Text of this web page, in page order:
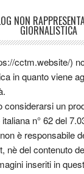
NON
GIORNALISTICA
cctm.website/)
in quanto viene
considerarsi un
n° 62 del
non è responsabile
nè del contenuto
inseriti in